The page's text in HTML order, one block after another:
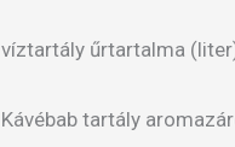
víztartály
Kávébab tartály